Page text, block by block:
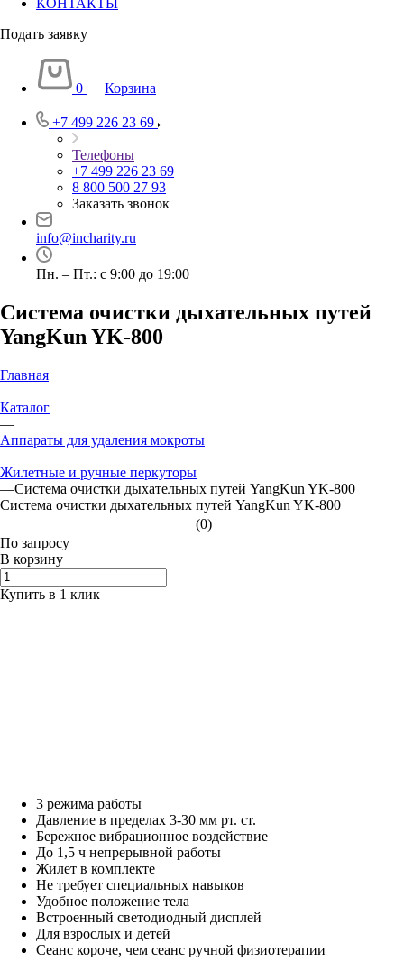
КОНТАКТЫ
Подать заявку
0 Корзина
+7 499 226 23 69
Телефоны
+7 499 226 23 69
8 800 500 27 93
Заказать звонок
info@incharity.ru
Пн. – Пт.: с 9:00 до 19:00
Система очистки дыхательных путей
YangKun YK-800
Главная
—
Каталог
—
Аппараты для удаления мокроты
—
Жилетные и ручные перкуторы
—Система очистки дыхательных путей YangKun YK-800
Система очистки дыхательных путей YangKun YK-800
(0)
По запросу
В корзину
Купить в 1 клик
3 режима работы
Давление в пределах 3-30 мм рт. ст.
Бережное вибрационное воздействие
До 1,5 ч непрерывной работы
Жилет в комплекте
Не требует специальных навыков
Удобное положение тела
Встроенный светодиодный дисплей
Для взрослых и детей
Сеанс короче, чем сеанс ручной физиотерапии